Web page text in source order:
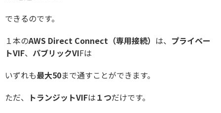
できるのです。
１本のAWS Direct Connect（専用接続） は、 プライベー
トVIF、 パブリックVIFは
いずれも最大50まで通すことができます。
ただ、 トランジットVIFは１つだけです。